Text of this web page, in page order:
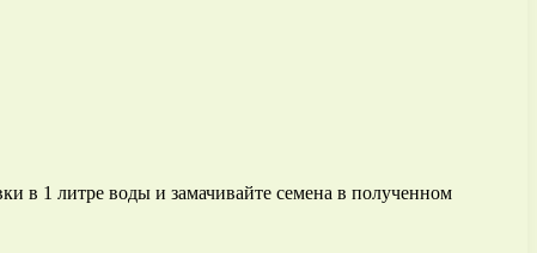
в 1 литре воды и замачивайте семена в полученном